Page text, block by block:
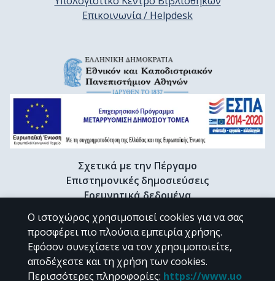
Επικοινωνία / Helpdesk
Σχετικά με την Πέργαμο
Επιστημονικές δημοσιεύσεις
Ερευνητικά δεδομένα
Διδακτορικές διατριβές & Γκρίζα βιβλιογραφία
Προφίλ Ερευνητή
CC BY-NC 4.0
Ο ιστοχώρος χρησιμοποιεί cookies για να σας
προσφέρει πιο πλούσια εμπειρία χρήσης.
Εφόσον συνεχίσετε να τον χρησιμοποιείτε,
αποδέχεστε και τη χρήση των cookies.
Περισσότερες πληροφορίες: https://www.uo